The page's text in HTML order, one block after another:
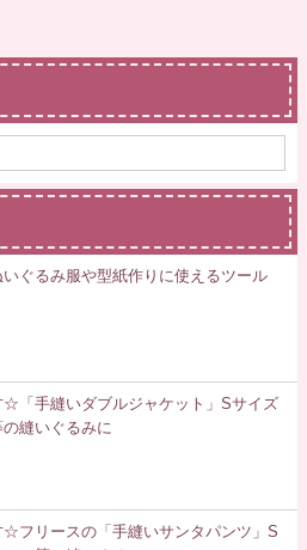
ぐるみ服や型紙作りに使えるツール
☆「手縫いダブルジャケット」Sサイズ
縫いぐるみに
☆フリースの「手縫いサンタパンツ」S